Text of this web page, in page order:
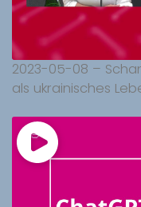
2023-05-08 –
als ukrainisches